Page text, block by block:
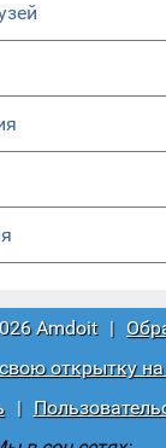
Amdoit |
открытку на
|